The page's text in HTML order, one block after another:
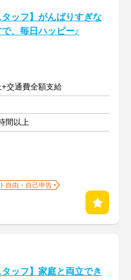
タッフ】がんばりすぎな
、毎日ハッピー♪
交通費全額支給
間以上
自由・自己申告
タッフ】家庭と両立でき